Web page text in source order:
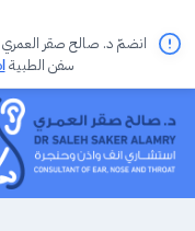
انضمّ د. صالح صقر العمري
سفن الطبية